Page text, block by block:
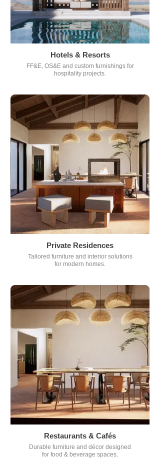
Hotels & Resorts
FF&E, OS&E and custom furnishings for
hospitality projects.
Private Residences
Tailored furniture and interior solutions
for modern homes.
Restaurants & Cafés
Durable furniture and décor designed
for food & beverage spaces.